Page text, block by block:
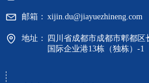
邮箱： xijin.du@jiayuezhineng.com
地址：
四川省成都市成都市郫都区
国际企业港13栋（独栋）-1